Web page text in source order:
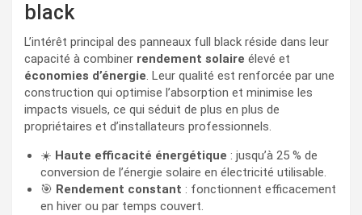
black
L’intérêt principal des panneaux full black réside dans leur
capacité à combiner rendement solaire élevé et
économies d’énergie. Leur qualité est renforcée par une
construction qui optimise l’absorption et minimise les
impacts visuels, ce qui séduit de plus en plus de
propriétaires et d’installateurs professionnels.
☀️ Haute efficacité énergétique : jusqu’à 25 % de
conversion de l’énergie solaire en électricité utilisable.
🎯 Rendement constant : fonctionnent efficacement
en hiver ou par temps couvert.